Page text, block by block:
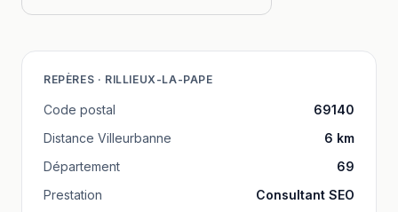
REPÈRES · RILLIEUX-LA-PAPE
Code postal
69140
Distance Villeurbanne 6 km
Département
69
Prestation
Consultant SEO